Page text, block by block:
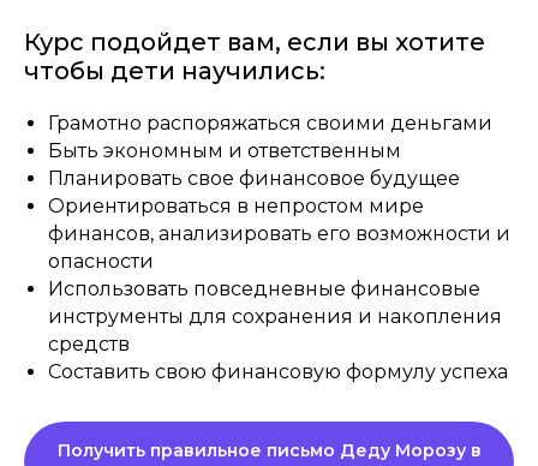
Курс подойдет вам, если вы хотите
чтобы дети научились:
Грамотно распоряжаться своими деньгами
Быть экономным и ответственным
Планировать свое финансовое будущее
Ориентироваться в непростом мире
финансов, анализировать его возможности и
опасности
Использовать повседневные финансовые
инструменты для сохранения и накопления
средств
Составить свою финансовую формулу успеха
Получить правильное письмо Деду Морозу в